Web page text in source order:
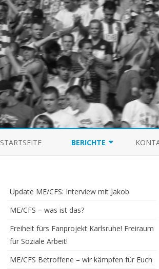
STARTSEITE BERICHTE
SAISON 05/06
SAISON 06/07
Update ME/CFS: Interview mit Jakob
ME/CFS – was ist das?
Freiheit fürs Fanprojekt Karlsruhe! Freiraum
für Soziale Arbeit!
ME/CFS Betroffene – wir kämpfen für Euch